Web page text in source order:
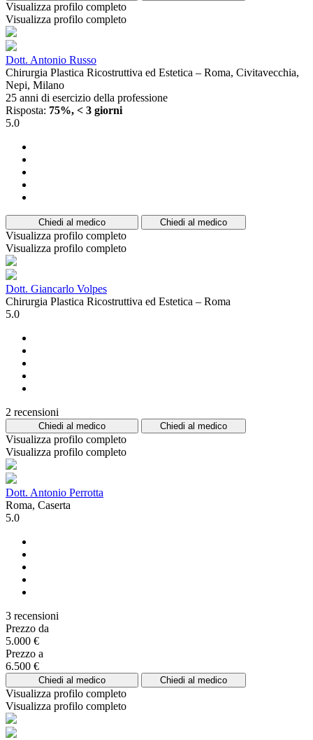
Visualizza profilo completo
Visualizza profilo completo
Dott. Antonio Russo
Chirurgia Plastica Ricostruttiva ed Estetica – Roma, Civitavecchia,
Nepi, Milano
25 anni di esercizio della professione
Risposta: 75%, < 3 giorni
5.0
Chiedi al medico Chiedi al medico
Visualizza profilo completo
Visualizza profilo completo
Dott. Giancarlo Volpes
Chirurgia Plastica Ricostruttiva ed Estetica – Roma
5.0
2 recensioni
Chiedi al medico Chiedi al medico
Visualizza profilo completo
Visualizza profilo completo
Dott. Antonio Perrotta
Roma, Caserta
5.0
3 recensioni
Prezzo da
5.000 €
Prezzo a
6.500 €
Chiedi al medico Chiedi al medico
Visualizza profilo completo
Visualizza profilo completo